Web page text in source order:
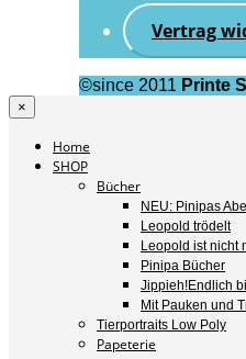
Vertrag
©since 2011 Printe
×
Home
SHOP
Bücher
NEU: Pinipas
Leopold trödelt
Leopold ist nicht
Pinipa Bücher
Jippieh!Endlich
Mit Pauken und
Tierportraits Low Poly
Papeterie